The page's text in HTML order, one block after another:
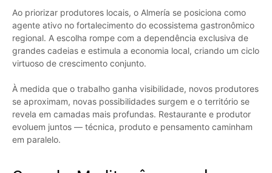
Ao priorizar produtores locais, o Almería se posiciona como
agente ativo no fortalecimento do ecossistema gastronômico
regional. A escolha rompe com a dependência exclusiva de
grandes cadeias e estimula a economia local, criando um ciclo
virtuoso de crescimento conjunto.
À medida que o trabalho ganha visibilidade, novos produtores
se aproximam, novas possibilidades surgem e o território se
revela em camadas mais profundas. Restaurante e produtor
evoluem juntos — técnica, produto e pensamento caminham
em paralelo.